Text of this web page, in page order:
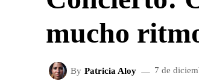
mucho
By Patricia Aloy 7 de